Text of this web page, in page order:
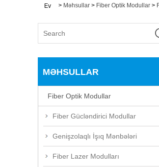
Ev > Məhsullar > Fiber Optik Modullar >
MƏHSULLAR
Fiber Optik Modullar
Fiber Gücləndirici Modullar
Genişzolaqlı İşıq Mənbələri
Fiber Lazer Modulları